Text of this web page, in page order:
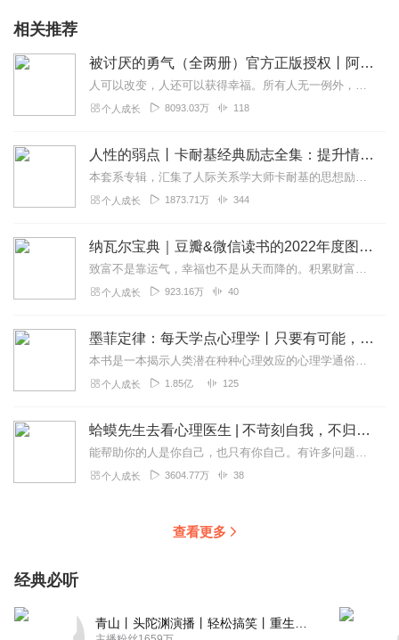
相关推荐
被讨厌的勇气（全两册）官方正版授权丨阿德勒心理学畅销经典｜幸福的勇气
个人成长 8093.03万 118
人性的弱点丨卡耐基经典励志全集：提升情商和沟通技巧
个人成长 1873.71万 344
纳瓦尔宝典｜豆瓣&微信读书的2022年度图书|从白手起家到财务自由
个人成长 923.16万 40
墨菲定律：每天学点心理学丨只要有可能，就一定会发生
个人成长 1.85亿 125
蛤蟆先生去看心理医生 | 不苛刻自我，不归咎原生家庭，承担人生责任，学会真正独立丨心理学心理咨询入门读物
个人成长 3604.77万 38
查看更多
经典必听